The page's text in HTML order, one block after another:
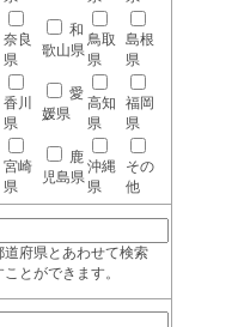
奈良
県
和
歌山県
鳥取
県
島根
県
香川
県
愛
媛県
高知
県
福岡
県
宮崎
県
鹿
児島県
沖縄
県
その
他
府県とあわせて検索
とができます。